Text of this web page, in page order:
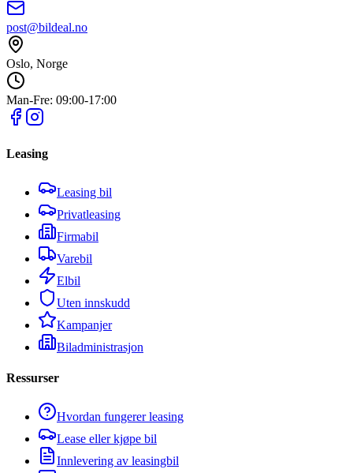
post@bildeal.no
Oslo, Norge
Man-Fre: 09:00-17:00
Leasing
Leasing bil
Privatleasing
Firmabil
Varebil
Elbil
Uten innskudd
Kampanjer
Biladministrasjon
Ressurser
Hvordan fungerer leasing
Lease eller kjøpe bil
Innlevering av leasingbil